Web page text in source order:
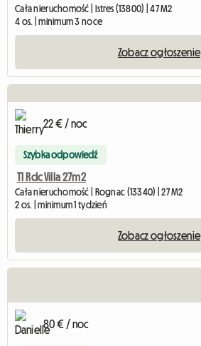
Cała nieruchomość | Istres (13800) | 47 M2
4 os. | minimum 3 noce
Zobacz ogłoszenie
22 € / noc
Szybka odpowiedź
T1 Rdc Villa 27m2
Cała nieruchomość | Rognac (13340) | 27 M2
2 os. | minimum 1 tydzień
Zobacz ogłoszenie
80 € / noc